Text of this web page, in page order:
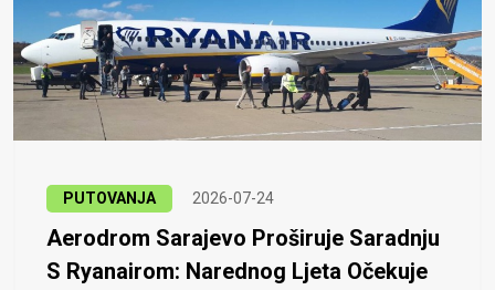
PUTOVANJA 2026-07-24
Aerodrom Sarajevo Proširuje Saradnju
S Ryanairom: Narednog Ljeta Očekuje